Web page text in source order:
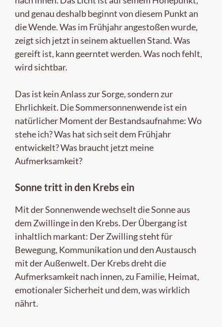
und genau deshalb beginnt von diesem Punkt an
die Wende. Was im Frühjahr angestoßen wurde,
zeigt sich jetzt in seinem aktuellen Stand. Was
gereift ist, kann geerntet werden. Was noch fehlt,
wird sichtbar.
Das ist kein Anlass zur Sorge, sondern zur
Ehrlichkeit. Die Sommersonnenwende ist ein
natürlicher Moment der Bestandsaufnahme: Wo
stehe ich? Was hat sich seit dem Frühjahr
entwickelt? Was braucht jetzt meine
Aufmerksamkeit?
Sonne tritt in den Krebs ein
Mit der Sonnenwende wechselt die Sonne aus
dem Zwillinge in den Krebs. Der Übergang ist
inhaltlich markant: Der Zwilling steht für
Bewegung, Kommunikation und den Austausch
mit der Außenwelt. Der Krebs dreht die
Aufmerksamkeit nach innen, zu Familie, Heimat,
emotionaler Sicherheit und dem, was wirklich
nährt.